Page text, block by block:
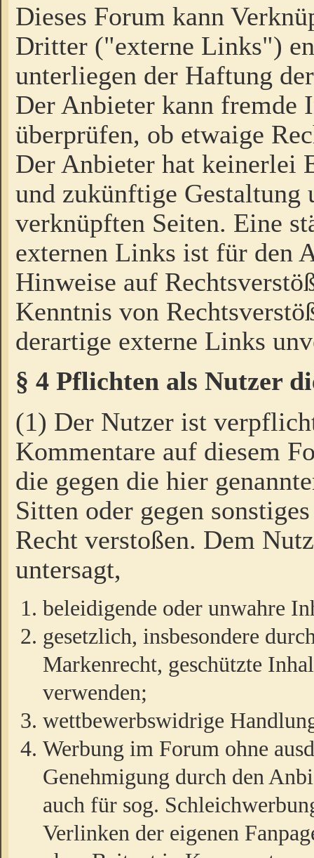
Dieses Forum kann
Dritter ("externe Links")
unterliegen der Haftung
Der Anbieter kann fremde
überprüfen, ob etwaige
Der Anbieter hat keinerlei
und zukünftige Gestaltung
verknüpften Seiten. Eine
externen Links ist für den
Hinweise auf
Kenntnis von
derartige externe Links
§ 4 Pflichten als Nutzer
(1) Der Nutzer ist
Kommentare auf diesem
die gegen die hier
Sitten oder gegen
Recht verstoßen. Dem
untersagt,
beleidigende oder unwahre
gesetzlich, insbesondere
Markenrecht, geschützte
verwenden;
wettbewerbswidrige
Werbung im Forum ohne
Genehmigung durch den
auch für sog.
Verlinken der eigenen